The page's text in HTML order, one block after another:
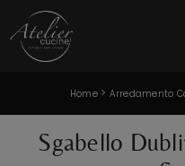
Home> Arredamento
Sgabello